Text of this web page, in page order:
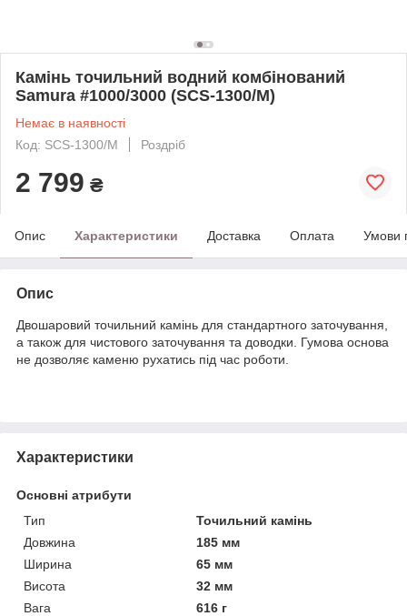
Камінь точильний водний комбінований
Samura #1000/3000 (SCS-1300/M)
Немає в наявності
Код: SCS-1300/M
Роздріб
2 799 ₴
Опис Характеристики Доставка Оплата Умови
Опис
Двошаровий точильний камінь для стандартного заточування,
а також для чистового заточування та доводки. Гумова основа
не дозволяє каменю рухатись під час роботи.
Характеристики
Основні атрибути
Тип
Точильний камінь
Довжина
185 мм
Ширина
65 мм
Висота
32 мм
Вага
616 г